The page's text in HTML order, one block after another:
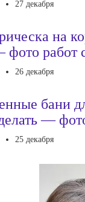
27 декабря
на
работ
26 декабря
бани
—
25 декабря